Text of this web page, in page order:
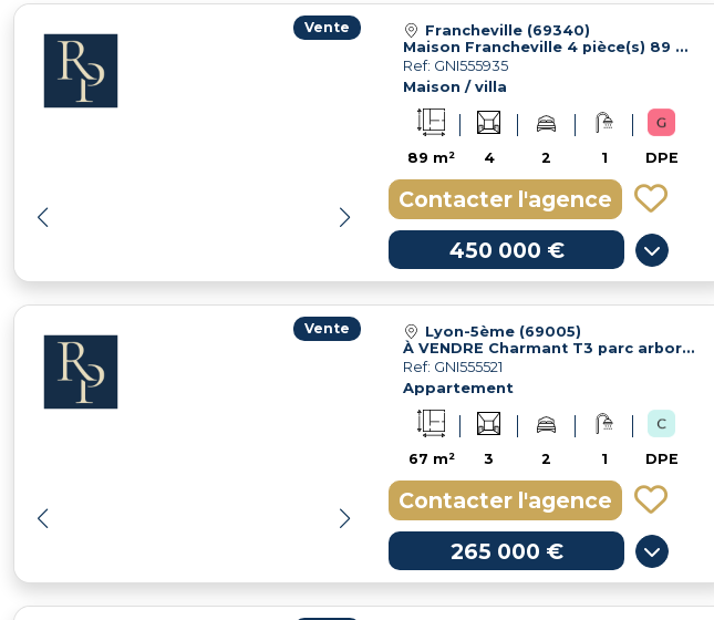
Vente
Francheville (69340)
Maison Francheville 4 pièce(s) 89 m2
Ref: GNI555935
Maison / villa
89 m² 4 2 1 DPE
Contacter l'agence
450 000 €
Vente
Lyon-5ème (69005)
À VENDRE Charmant T3 parc arboré, proche de Tassin et Lyon 5
Ref: GNI555521
Appartement
67 m² 3 2 1 DPE
Contacter l'agence
265 000 €